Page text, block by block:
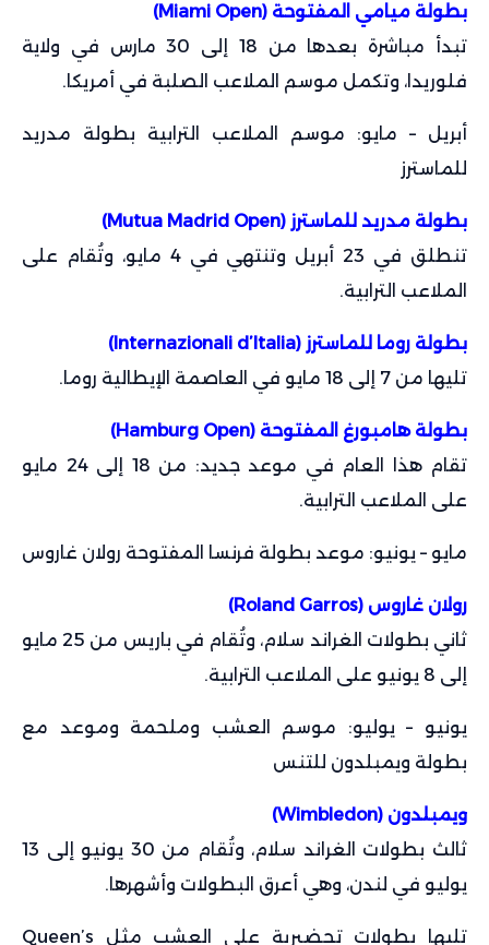
بطولة ميامي المفتوحة (Miami Open)
تبدأ مباشرة بعدها من 18 إلى 30 مارس في ولاية
فلوريدا، وتكمل موسم الملاعب الصلبة في أمريكا.
أبريل – مايو: موسم الملاعب الترابية بطولة مدريد
للماسترز
بطولة مدريد للماسترز (Mutua Madrid Open)
تنطلق في 23 أبريل وتنتهي في 4 مايو، وتُقام على
الملاعب الترابية.
بطولة روما للماسترز (Internazionali d’Italia)
تليها من 7 إلى 18 مايو في العاصمة الإيطالية روما.
بطولة هامبورغ المفتوحة (Hamburg Open)
تقام هذا العام في موعد جديد: من 18 إلى 24 مايو
على الملاعب الترابية.
مايو – يونيو: موعد بطولة فرنسا المفتوحة رولان غاروس
رولان غاروس (Roland Garros)
ثاني بطولات الغراند سلام، وتُقام في باريس من 25 مايو
إلى 8 يونيو على الملاعب الترابية.
يونيو – يوليو: موسم العشب وملحمة وموعد مع
بطولة ويمبلدون للتنس
ويمبلدون (Wimbledon)
ثالث بطولات الغراند سلام، وتُقام من 30 يونيو إلى 13
يوليو في لندن، وهي أعرق البطولات وأشهرها.
تليها بطولات تحضيرية على العشب مثل Queen’s